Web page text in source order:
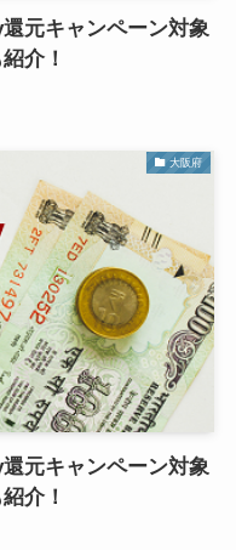
元キャンペーン対象
介！
大阪府
元キャンペーン対象
介！